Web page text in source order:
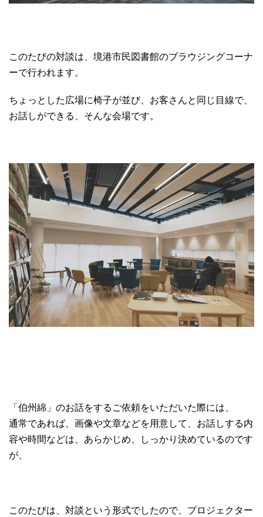
このたびの対談は、境港市民図書館のブラウジングコーナ
ーで行われます。
ちょっとした広場に椅子が並び、お客さんと同じ目線で、
お話しができる、そんな会場です。
「伯州綿」のお話をするご依頼をいただいた際には、
通常であれば、画像や文章などを用意して、お話しする内
容や時間などは、あらかじめ、しっかり決めているのです
が、
このたびは、対談という形式でしたので、プロジェクター